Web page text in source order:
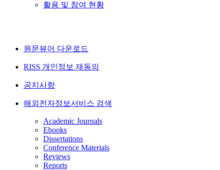
활용 및 참여 현황
원문뷰어 다운로드
RISS 개인정보 재동의
공지사항
해외전자정보서비스 검색
Academic Journals
Ebooks
Dissertations
Conference Materials
Reviews
Reports